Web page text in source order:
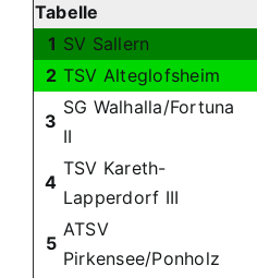
Tabelle
1 SV Sallern
2 TSV Alteglofsheim
3
SG Walhalla/Fortuna
II
4
TSV Kareth-
Lapperdorf III
5
ATSV
Pirkensee/Ponholz